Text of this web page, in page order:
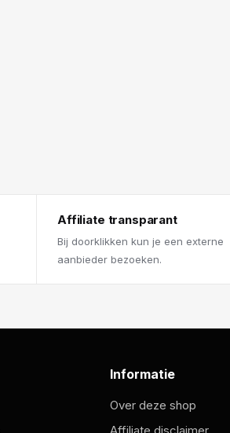
Affiliate transparant
Bij doorklikken kun je een externe
aanbieder bezoeken.
Informatie
Over deze shop